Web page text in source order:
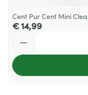
Cent Pur Cent Mini
€ 14,99